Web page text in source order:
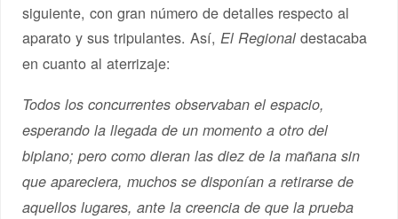
siguiente, con gran número de detalles respecto al
aparato y sus tripulantes. Así,El Regional destacaba
en cuanto al aterrizaje:
Todos los concurrentes observaban el espacio,
esperando la llegada de un momento a otro del
biplano; pero como dieran las diez de la mañana sin
que apareciera, muchos se disponían a retirarse de
aquellos lugares, ante la creencia de que la prueba